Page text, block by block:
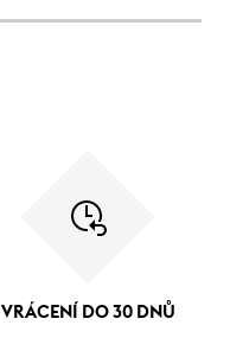
VRÁCENÍ DO 30 DNŮ